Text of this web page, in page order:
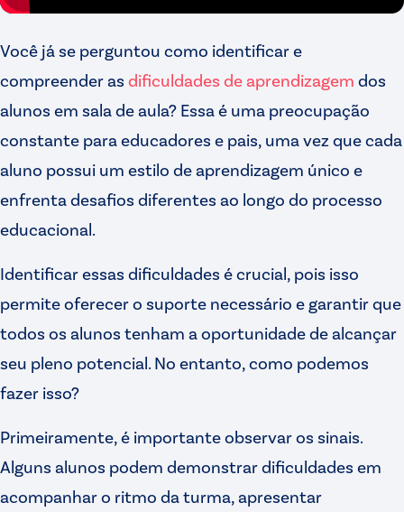
Você já se perguntou como identificar e
compreender as dificuldades de aprendizagem dos
alunos em sala de aula? Essa é uma preocupação
constante para educadores e pais, uma vez que cada
aluno possui um estilo de aprendizagem único e
enfrenta desafios diferentes ao longo do processo
educacional.
Identificar essas dificuldades é crucial, pois isso
permite oferecer o suporte necessário e garantir que
todos os alunos tenham a oportunidade de alcançar
seu pleno potencial. No entanto, como podemos
fazer isso?
Primeiramente, é importante observar os sinais.
Alguns alunos podem demonstrar dificuldades em
acompanhar o ritmo da turma, apresentar